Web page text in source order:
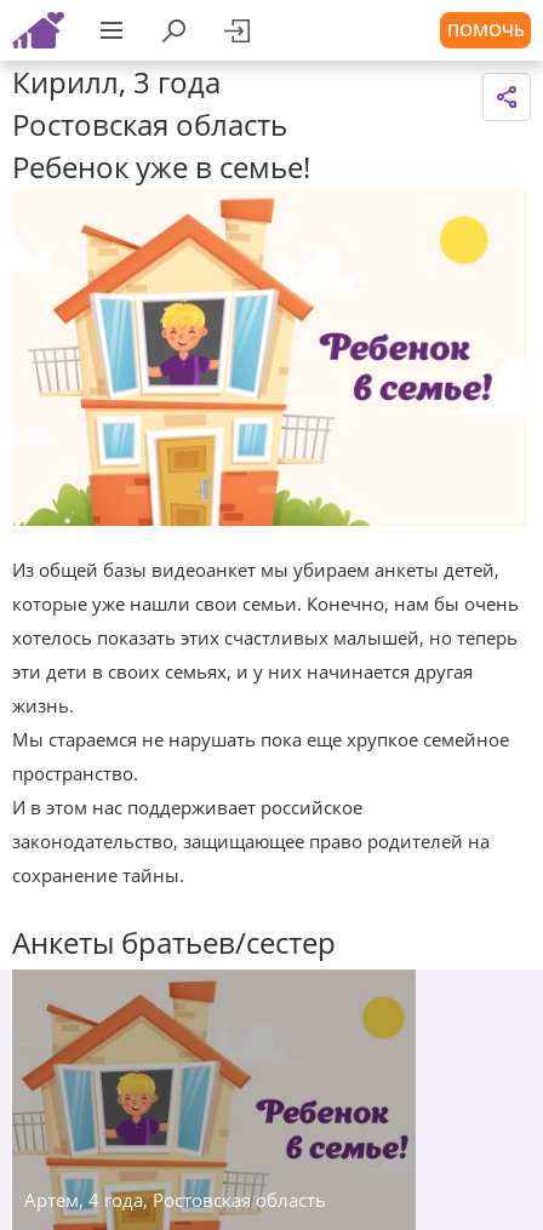
ПОМОЧЬ
Кирилл, 3 года
Ростовская область
Ребенок уже в семье!
Из общей базы видеоанкет мы убираем анкеты детей,
которые уже нашли свои семьи. Конечно, нам бы очень
хотелось показать этих счастливых малышей, но теперь
эти дети в своих семьях, и у них начинается другая
жизнь.
Мы стараемся не нарушать пока еще хрупкое семейное
пространство.
И в этом нас поддерживает российское
законодательство, защищающее право родителей на
сохранение тайны.
Анкеты братьев/сестер
Артем, 4 года, Ростовская область